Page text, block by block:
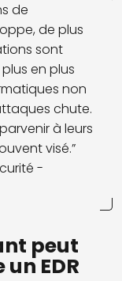
de
de plus
sont
en plus
non
chute.
à leurs
visé.”
-
peut
EDR